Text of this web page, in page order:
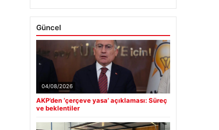
Güncel
04/08/2026
AKP’den ‘çerçeve yasa’ açıklaması: Süreç
ve beklentiler